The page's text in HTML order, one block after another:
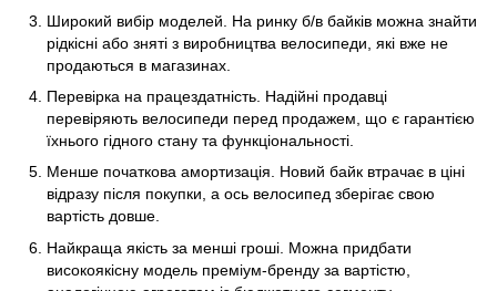
Широкий вибір моделей. На ринку б/в байків можна знайти
рідкісні або зняті з виробництва велосипеди, які вже не
продаються в магазинах.
Перевірка на працездатність. Надійні продавці
перевіряють велосипеди перед продажем, що є гарантією
їхнього гідного стану та функціональності.
Менше початкова амортизація. Новий байк втрачає в ціні
відразу після покупки, а ось велосипед зберігає свою
вартість довше.
Найкраща якість за менші гроші. Можна придбати
високоякісну модель преміум-бренду за вартістю,